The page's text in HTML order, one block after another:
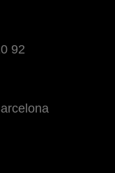
92